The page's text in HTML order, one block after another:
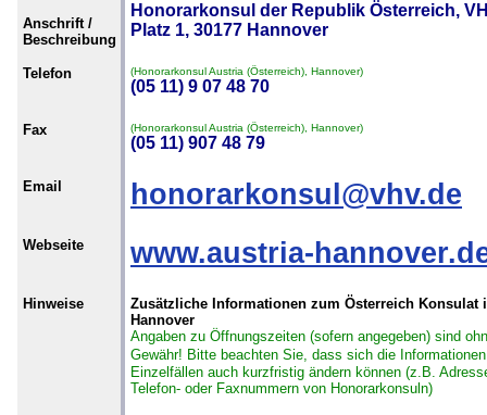
Anschrift /
Beschreibung
Honorarkonsul der Republik Österreich,
Platz 1, 30177 Hannover
Telefon (Honorarkonsul Austria (Österreich), Hannover)
(05 11) 9 07 48 70
Fax (Honorarkonsul Austria (Österreich), Hannover)
(05 11) 907 48 79
Email honorarkonsul@vhv.de
Webseite www.austria-
Hinweise
Zusätzliche Informationen zum Österreich Konsulat
Hannover
Angaben zu Öffnungszeiten (sofern angegeben) sind
Gewähr! Bitte beachten Sie, dass sich die
Einzelfällen auch kurzfristig ändern können (z.B.
Telefon- oder Faxnummern von Honorarkonsuln)